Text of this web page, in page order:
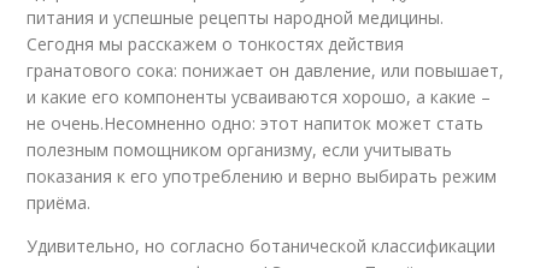
питания и успешные рецепты народной медицины.
Сегодня мы расскажем о тонкостях действия
гранатового сока: понижает он давление, или повышает,
и какие его компоненты усваиваются хорошо, а какие –
не очень.Несомненно одно: этот напиток может стать
полезным помощником организму, если учитывать
показания к его употреблению и верно выбирать режим
приёма.
Удивительно, но согласно ботанической классификации